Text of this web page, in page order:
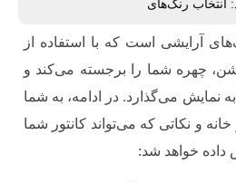
انتخاب رنگ‌های
آرایشی است که با استفاده از
چهره شما را برجسته می‌کند و
نمایش می‌گذارد. در ادامه، به شما
خانه و نکاتی که می‌تواند کانتور شما
داده خواهد شد: